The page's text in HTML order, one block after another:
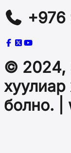
+976
© 2024,
хуулиар
болно. |